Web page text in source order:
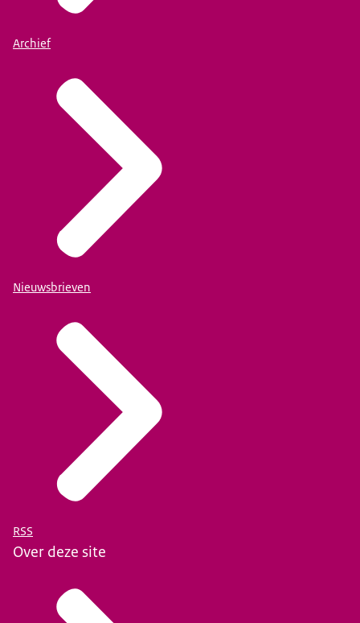
Archief
Nieuwsbrieven
RSS
Over deze site